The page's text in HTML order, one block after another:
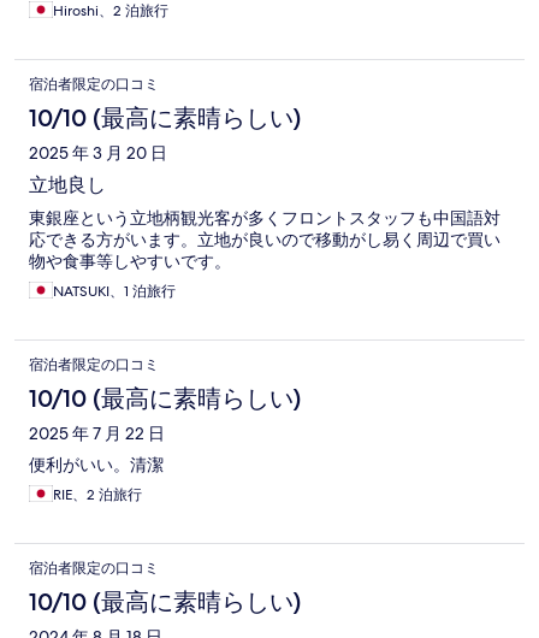
Hiroshi、2 泊旅行
宿泊者限定の口コミ
10/10 (最高に素晴らしい)
2025 年 3 月 20 日
立地良し
東銀座という立地柄観光客が多くフロントスタッフも中国語対
応できる方がいます。立地が良いので移動がし易く周辺で買い
物や食事等しやすいです。
NATSUKI、1 泊旅行
宿泊者限定の口コミ
10/10 (最高に素晴らしい)
2025 年 7 月 22 日
便利がいい。清潔
RIE、2 泊旅行
宿泊者限定の口コミ
10/10 (最高に素晴らしい)